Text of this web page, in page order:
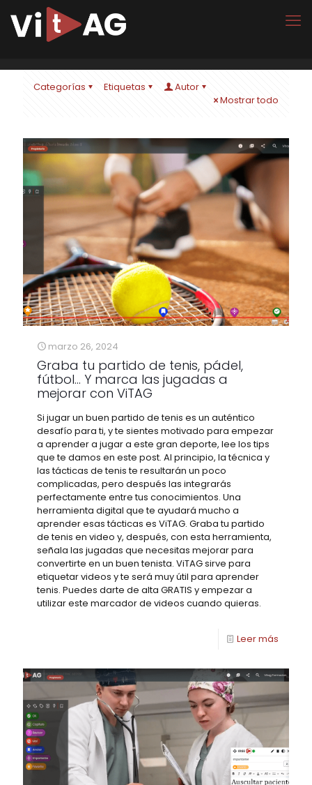
Categorías Etiquetas
Autor
Mostrar todo
marzo 26, 2024
Graba tu partido de tenis, pádel,
fútbol… Y marca las jugadas a
mejorar con ViTAG
Si jugar un buen partido de tenis es un auténtico
desafío para ti, y te sientes motivado para empezar
a aprender a jugar a este gran deporte, lee los tips
que te damos en este post. Al principio, la técnica y
las tácticas de tenis te resultarán un poco
complicadas, pero después las integrarás
perfectamente entre tus conocimientos. Una
herramienta digital que te ayudará mucho a
aprender esas tácticas es ViTAG. Graba tu partido
de tenis en video y, después, con esta herramienta,
señala las jugadas que necesitas mejorar para
convertirte en un buen tenista. ViTAG sirve para
etiquetar videos y te será muy útil para aprender
tenis. Puedes darte de alta GRATIS y empezar a
utilizar este marcador de videos cuando quieras.
Leer más